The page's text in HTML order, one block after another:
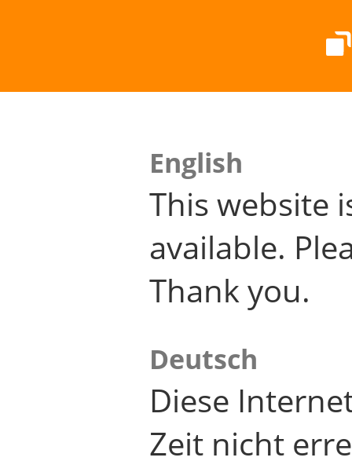
English
This website
available.
Thank you.
Deutsch
Diese
Zeit nicht